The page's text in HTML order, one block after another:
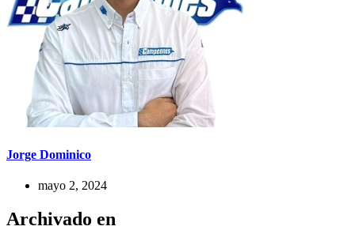
Jorge Dominico
mayo 2, 2024
Archivado en